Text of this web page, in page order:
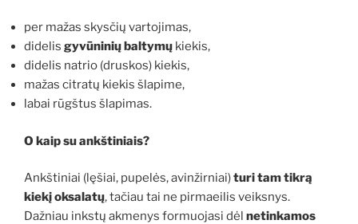
per mažas skysčių vartojimas,
didelis gyvūninių baltymų kiekis,
didelis natrio (druskos) kiekis,
mažas citratų kiekis šlapime,
labai rūgštus šlapimas.
O kaip su ankštiniais?
Ankštiniai (lęšiai, pupelės, avinžirniai)turi tam tikrą
kiekį oksalatų, tačiau tai ne pirmaeilis veiksnys.
Dažniau inkstų akmenys formuojasi dėl netinkamos